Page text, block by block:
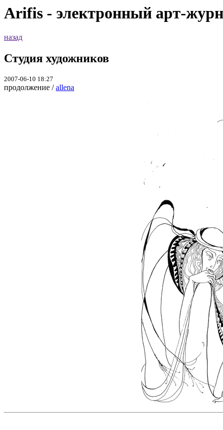
Arifis - электронный арт-
назад
Студия художников
2007-06-10 18:27
продолжение /allena